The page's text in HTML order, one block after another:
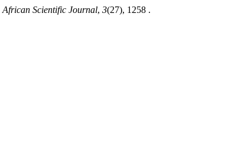
African Scientific Journal, 3(27), 1258 .